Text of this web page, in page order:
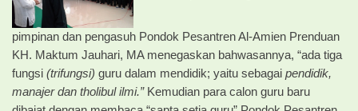
pimpinan dan pengasuh Pondok Pesantren Al-Amien Prenduan
KH. Maktum Jauhari, MA menegaskan bahwasannya, “ada tiga
fungsi (trifungsi) guru dalam mendidik; yaitu sebagai pendidik,
manajer dan tholibul ilmi.” Kemudian para calon guru baru